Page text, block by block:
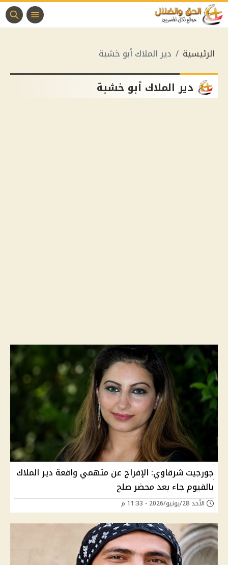
الرئيسية دير الملاك أبو خشبة
دير الملاك أبو خشبة
جورجيت شرقاوي: الإفراج عن متهمي واقعة دير الملاك
بالفيوم جاء بعد محضر صلح
الأحد 28/يونيو/2026 - 11:33 م